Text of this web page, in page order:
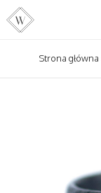
Strona główna